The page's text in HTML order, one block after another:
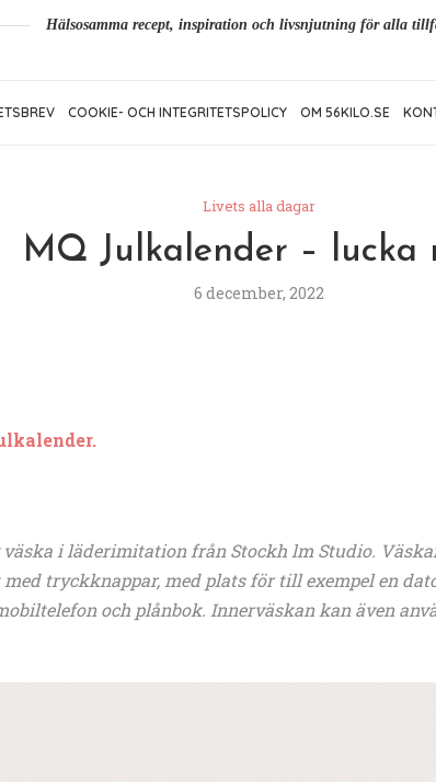
Hälsosamma recept, inspiration och livsnjutning för alla
COOKIE- OCH INTEGRITETSPOLICY OM 56KILO.SE
Livets alla dagar
MQ Julkalender – lucka
6 december, 2022
i läderimitation från Stockh lm Studio.
tryckknappar, med plats för till exempel en
och plånbok. Innerväskan kan även